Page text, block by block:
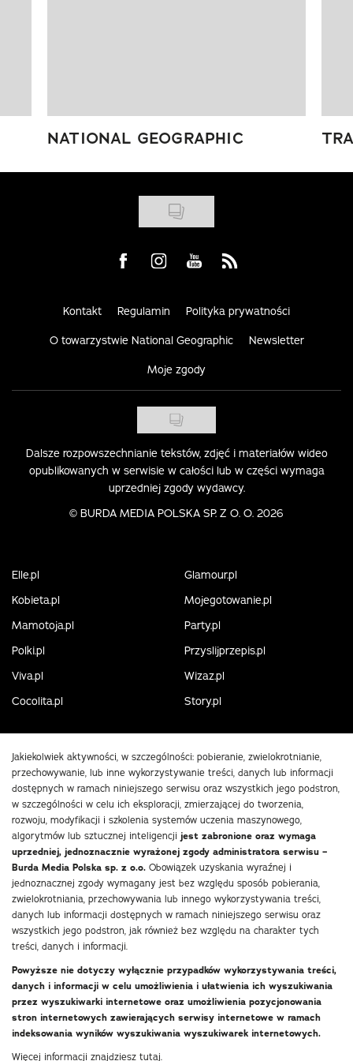
NATIONAL GEOGRAPHIC
Visit us on Facebook
Visit us on Instagram
Visit us on Youtube
Visit us on Rss
Kontakt Regulamin Polityka prywatności
O towarzystwie National Geographic Newsletter
Moje zgody
Dalsze rozpowszechnianie tekstów, zdjęć i materiałów wideo
opublikowanych w serwisie w całości lub w części wymaga
uprzedniej zgody wydawcy.
© BURDA MEDIA POLSKA SP. Z O. O. 2026
Elle.pl
Glamour.pl
Kobieta.pl
Mojegotowanie.pl
Mamotoja.pl
Party.pl
Polki.pl
Przyslijprzepis.pl
Viva.pl
Wizaz.pl
Cocolita.pl
Story.pl
Jakiekolwiek aktywności, w szczególności: pobieranie, zwielokrotnianie,
przechowywanie, lub inne wykorzystywanie treści, danych lub informacji
dostępnych w ramach niniejszego serwisu oraz wszystkich jego podstron,
w szczególności w celu ich eksploracji, zmierzającej do tworzenia,
rozwoju, modyfikacji i szkolenia systemów uczenia maszynowego,
algorytmów lub sztucznej inteligencji jest zabronione oraz wymaga
uprzedniej, jednoznacznie wyrażonej zgody administratora serwisu –
Burda Media Polska sp. z o.o. Obowiązek uzyskania wyraźnej i
jednoznacznej zgody wymagany jest bez względu sposób pobierania,
zwielokrotniania, przechowywania lub innego wykorzystywania treści,
danych lub informacji dostępnych w ramach niniejszego serwisu oraz
wszystkich jego podstron, jak również bez względu na charakter tych
treści, danych i informacji.
Powyższe nie dotyczy wyłącznie przypadków wykorzystywania treści,
danych i informacji w celu umożliwienia i ułatwienia ich wyszukiwania
przez wyszukiwarki internetowe oraz umożliwienia pozycjonowania
stron internetowych zawierających serwisy internetowe w ramach
indeksowania wyników wyszukiwania wyszukiwarek internetowych.
Więcej informacji znajdziesz tutaj.